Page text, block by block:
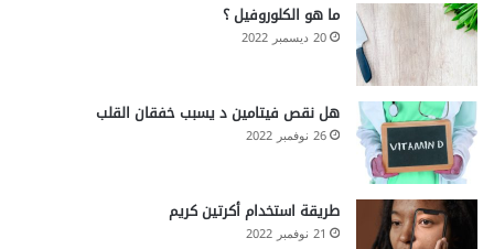
ما هو الكلوروفيل ؟
20 ديسمبر 2022
هل نقص فيتامين د يسبب خفقان القلب
26 نوفمبر 2022
طريقة استخدام أكرتين كريم
21 نوفمبر 2022